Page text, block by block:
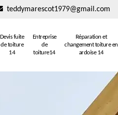
teddymarescot1979@gmail.com
Devis fuite
de toiture
14
Entreprise
de
toiture14
Réparation et
changement toiture en
ardoise 14